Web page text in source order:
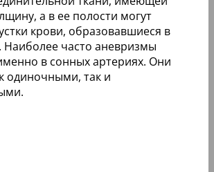
а в ее полости могут
крови, образовавшиеся в
Наиболее часто аневризмы
в сонных артериях. Они
одиночными, так и